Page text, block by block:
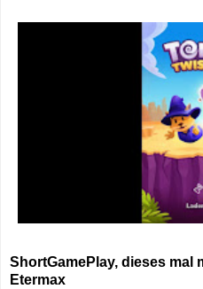
ShortGamePlay, dieses mal
Etermax